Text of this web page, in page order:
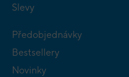
Slevy
Předobjednávky
Bestsellery
Novinky